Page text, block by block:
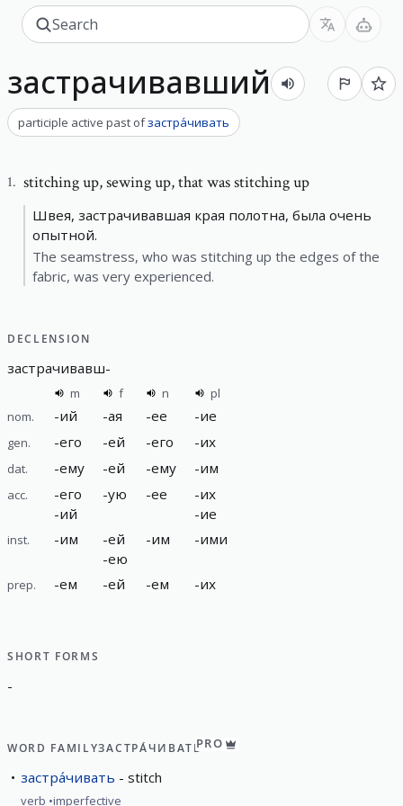
застрачивавший
participle active past ofзастра́чивать
1. stitching up,sewing up, that was stitching up
Швея, застрачивавшая края полотна, была очень
опытной.
The seamstress, who was stitching up the edges of the
fabric, was very experienced.
DECLENSION
застрачивавш-
m f n
pl
nom.
-ий -ая -ее -ие
gen. -его -ей -его -их
dat. -ему -ей -ему -им
acc. -его
-ий
-ую -ее -их
-ие
inst. -им -ей
-ею
-им -ими
prep. -ем -ей -ем -их
SHORT FORMS
-
WORD FAMILYЗАСТРА́ЧИВАТЬPRO
застра́чивать stitch
verb imperfective